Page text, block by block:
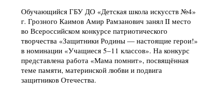
Обучающийся ГБУ ДО «Детская школа искусств №4»
г. Грозного Каимов Амир Рамзанович занял II место
во Всероссийском конкурсе патриотического
творчества «Защитники Родины — настоящие герои!»
в номинации «Учащиеся 5–11 классов». На конкурс
представлена работа «Мама помнит», посвящённая
теме памяти, материнской любви и подвига
защитников Отечества.